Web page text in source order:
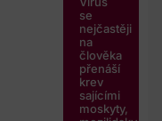
se
nejčastěji
na
člověka
přenáší
krev
sajícími
moskyty,